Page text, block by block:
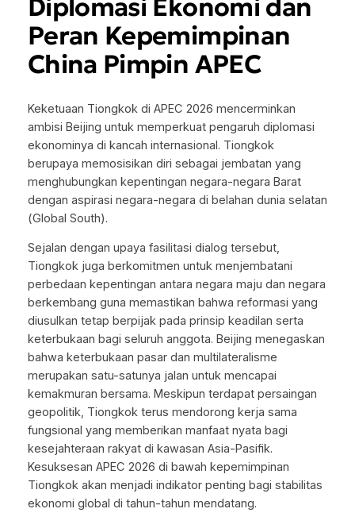
Diplomasi Ekonomi dan
Peran Kepemimpinan
China Pimpin APEC
Keketuaan Tiongkok di APEC 2026 mencerminkan
ambisi Beijing untuk memperkuat pengaruh diplomasi
ekonominya di kancah internasional. Tiongkok
berupaya memosisikan diri sebagai jembatan yang
menghubungkan kepentingan negara-negara Barat
dengan aspirasi negara-negara di belahan dunia selatan
(Global South).
Sejalan dengan upaya fasilitasi dialog tersebut,
Tiongkok juga berkomitmen untuk menjembatani
perbedaan kepentingan antara negara maju dan negara
berkembang guna memastikan bahwa reformasi yang
diusulkan tetap berpijak pada prinsip keadilan serta
keterbukaan bagi seluruh anggota. Beijing menegaskan
bahwa keterbukaan pasar dan multilateralisme
merupakan satu-satunya jalan untuk mencapai
kemakmuran bersama. Meskipun terdapat persaingan
geopolitik, Tiongkok terus mendorong kerja sama
fungsional yang memberikan manfaat nyata bagi
kesejahteraan rakyat di kawasan Asia-Pasifik.
Kesuksesan APEC 2026 di bawah kepemimpinan
Tiongkok akan menjadi indikator penting bagi stabilitas
ekonomi global di tahun-tahun mendatang.